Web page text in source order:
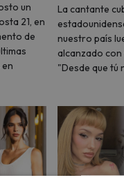
un
21, en
de
La cantante
nuestro país
alcanzado con
"Desde que tú